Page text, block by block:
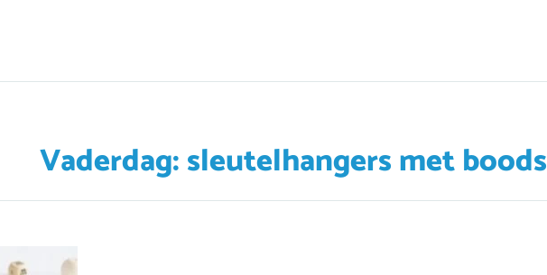
Vaderdag: sleutelhangers met